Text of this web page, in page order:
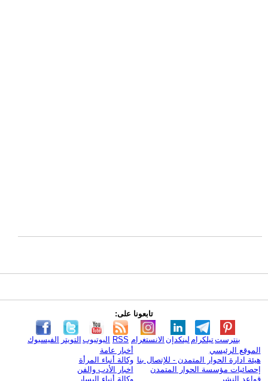
تابعونا على:
الفيسبوك التويتر اليوتيوب RSS الانستغرام لينكدإن تيلكرامبنترست
الموقع الرئيسي
هيئة ادارة الحوار المتمدن - للإتصال بنا
إحصائيات مؤسسة الحوار المتمدن
قواعد النشر
أخبار عامة
وكالة أنباء المرأة
اخبار الأدب والفن
وكالة أنباء اليسار